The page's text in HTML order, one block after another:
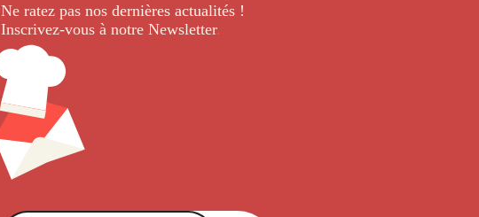
Ne ratez pas nos dernièresactualités !
Inscrivez-vous à notre Newsletter.